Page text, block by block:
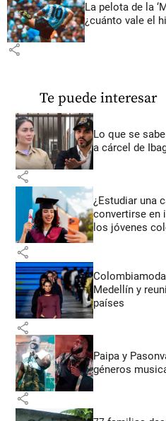
La pelota de la
¿cuánto vale el
share
Te puede interesar
Lo que se
a cárcel de
share
¿Estudiar una
convertirse en
los jóvenes
share
Medellín y
países
share
Paipa y
géneros
share